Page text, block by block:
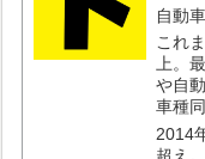
自動
これ
上。
や自
車種
2014
超え